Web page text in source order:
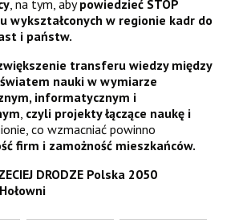
, na tym, abypowiedzieć STOP
wykształconych w regionie kadr do
i państw.
transferu wiedzy między
nauki w wymiarze
informatycznym i
, czyli projekty łączące naukę i
co wzmacniać powinno
firm i zamożność mieszkańców.
DRODZE Polska 2050